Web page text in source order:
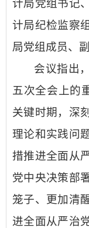
计局党组书记
计局纪检监察
局党组成员、
会议指出
五次全会上的
关键时期，深
理论和实践问
措推进全面从
党中央决策部
笼子、更加清
进全面从严治